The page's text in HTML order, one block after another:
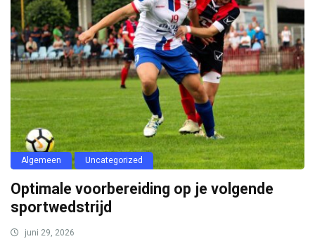
Algemeen Uncategorized
Optimale voorbereiding op je volgende
sportwedstrijd
juni 29, 2026